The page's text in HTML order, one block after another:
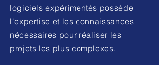
logiciels expérimentés possède
l'expertise et les connaissances
nécessaires pour réaliser les
projets les plus complexes.